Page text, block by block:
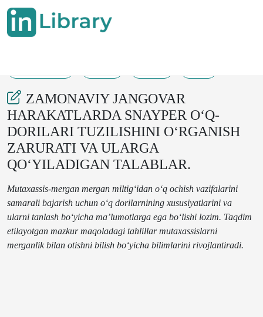
ZAMONAVIY JANGOVAR
HARAKATLARDA SNAYPER O‘Q-
DORILARI TUZILISHINI O‘RGANISH
ZARURATI VA ULARGA
QO‘YILADIGAN TALABLAR.
Mutaxassis-mergan mergan miltig‘idan o‘q ochish vazifalarini
samarali bajarish uchun o‘q dorilarnining xususiyatlarini va
ularni tanlash bo‘yicha ma’lumotlarga ega bo‘lishi lozim. Taqdim
etilayotgan mazkur maqoladagi tahlillar mutaxassislarni
merganlik bilan otishni bilish bo‘yicha bilimlarini rivojlantiradi.